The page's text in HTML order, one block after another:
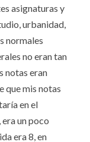
asignaturas y
urbanidad,
normales
no eran tan
notas eran
que mis notas
en el
era un poco
era 8, en